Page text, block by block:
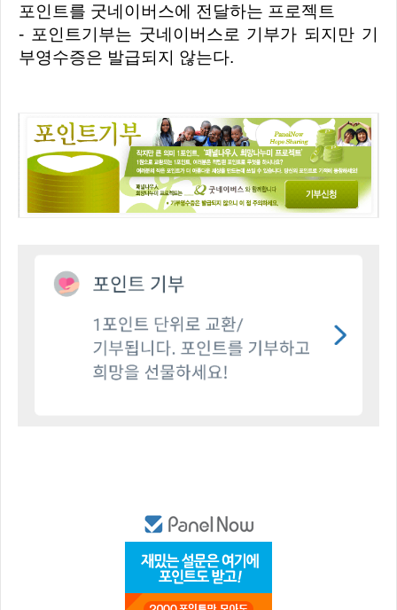
포인트를 굿네이버스에 전달하는 프로젝트
- 포인트기부는 굿네이버스로 기부가 되지만 기
부영수증은 발급되지 않는다.